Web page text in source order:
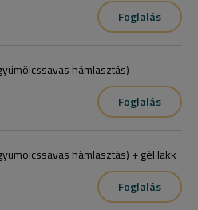
Foglalás
hámlasztás)
Foglalás
hámlasztás) + gél lakk
Foglalás